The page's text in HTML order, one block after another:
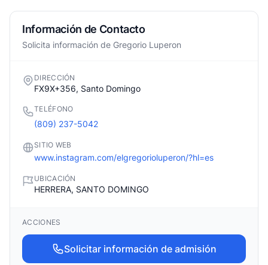
Información de Contacto
Solicita información de Gregorio Luperon
DIRECCIÓN
FX9X+356, Santo Domingo
TELÉFONO
(809) 237-5042
SITIO WEB
www.instagram.com/elgregorioluperon/?hl=es
UBICACIÓN
HERRERA, SANTO DOMINGO
ACCIONES
Solicitar información de admisión